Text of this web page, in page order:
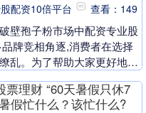
配资10倍平台 查看：149
壁孢子粉市场中配资专业股
牌竞相角逐,消费者在选择
乱。为了帮助大家更好地了
....
票理财 “60天暑假只休7
假忙什么？该忙什么?